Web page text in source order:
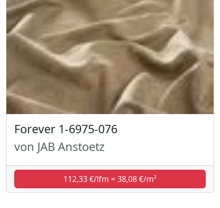
Forever 1-6975-076
von JAB Anstoetz
112,33 €/lfm = 38,08 €/m²